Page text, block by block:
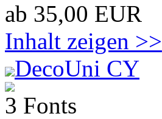
ab 35,00 EUR
Inhalt zeigen >>
DecoUni CY
3 Fonts